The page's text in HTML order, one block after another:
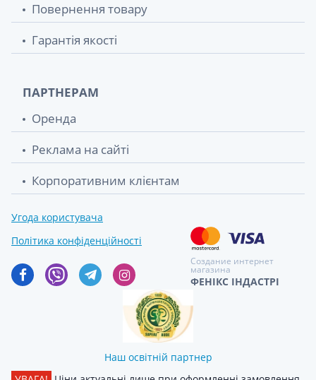
Повернення товару
Гарантія якості
ПАРТНЕРАМ
Оренда
Реклама на сайті
Корпоративним клієнтам
Угода користувача
Політика конфіденційності
Создание интернет
магазина
ФЕНІКС ІНДАСТРІ
Наш освітній партнер